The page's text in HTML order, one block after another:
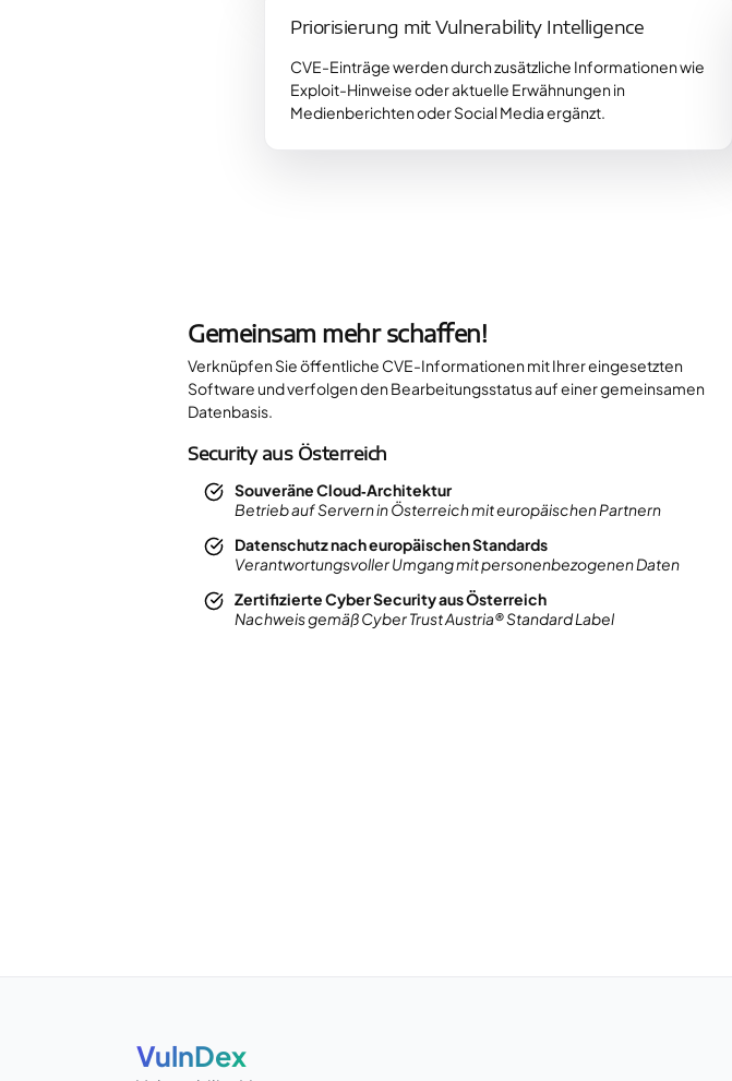
Priorisierung mit Vulnerability Intelligence
CVE-Einträge werden durch zusätzliche Informationen wie
Exploit-Hinweise oder aktuelle Erwähnungen in
Medienberichten oder Social Media ergänzt.
Gemeinsam mehr schaffen!
Verknüpfen Sie öffentliche CVE-Informationen mit Ihrer eingesetzten
Software und verfolgen den Bearbeitungsstatus auf einer gemeinsamen
Datenbasis.
Security aus Österreich
Souveräne Cloud‑Architektur
Betrieb auf Servern in Österreich mit europäischen Partnern
Datenschutz nach europäischen Standards
Verantwortungsvoller Umgang mit personenbezogenen Daten
Zertifizierte Cyber Security aus Österreich
Nachweis gemäß Cyber Trust Austria® Standard Label
VulnDex